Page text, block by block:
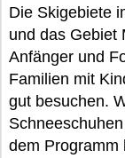
Die Skigebiete
und das Gebiet
Anfänger und
Familien mit
gut besuchen.
dem Programm